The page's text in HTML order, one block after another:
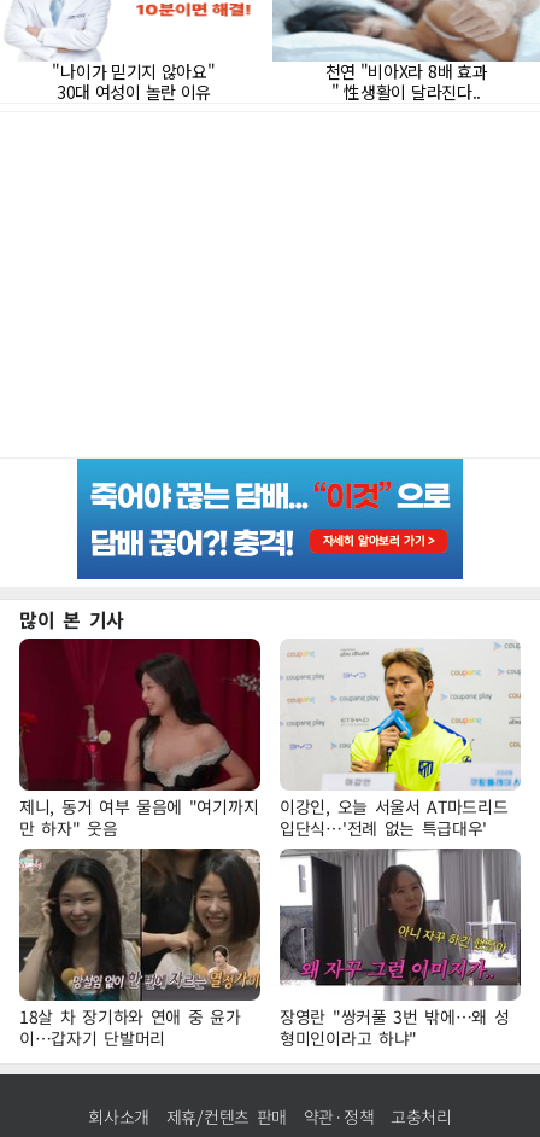
많이 본 기사
제니, 동거 여부 물음에 "여기까지
만 하자" 웃음
이강인, 오늘 서울서 AT마드리드
입단식…'전례 없는 특급대우'
18살 차 장기하와 연애 중 윤가
이…갑자기 단발머리
장영란 "쌍커풀 3번 밖에…왜 성
형미인이라고 하냐"
회사소개 제휴/컨텐츠 판매 약관·정책 고충처리